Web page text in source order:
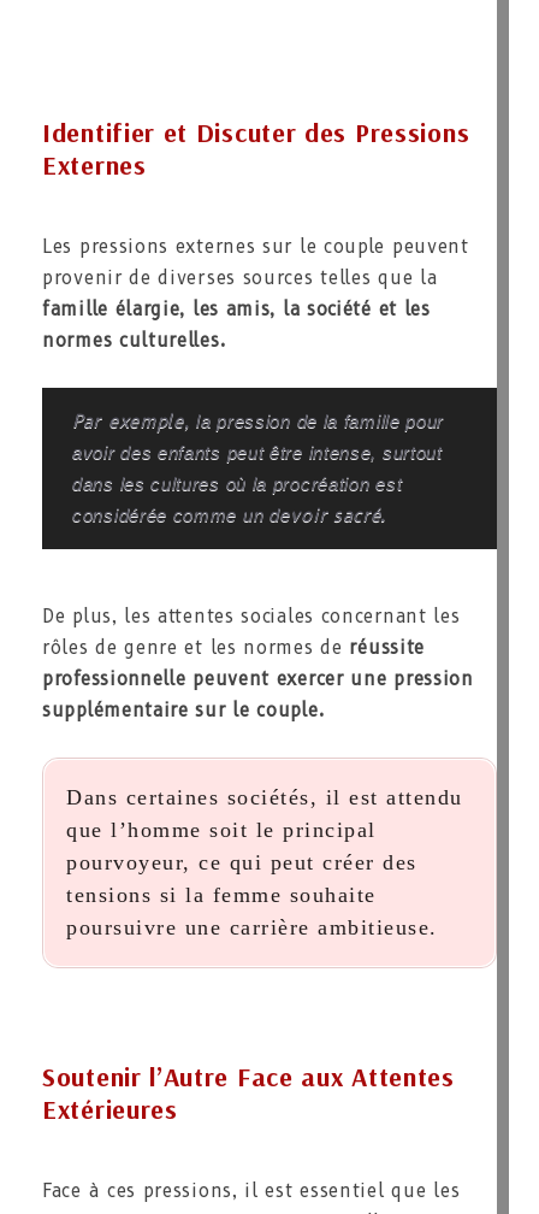
Identifier et Discuter des Pressions
Externes
Les pressions externes sur le couple peuvent
provenir de diverses sources telles que la
famille élargie, les amis, la société et les
normes culturelles.
Par exemple,la pression de la famille pour
avoir des enfants peut être intense, surtout
dans les cultures où la procréation est
considérée comme un devoir sacré.
De plus, les attentes sociales concernant les
rôles de genre et les normes de réussite
professionnelle peuvent exercer une pression
supplémentaire sur le couple.
Dans certaines sociétés, il est attendu
que l’homme soit le principal
pourvoyeur, ce qui peut créer des
tensions si la femme souhaite
poursuivre une carrière ambitieuse.
Soutenir l’Autre Face aux Attentes
Extérieures
Face à ces pressions, il est essentiel que les